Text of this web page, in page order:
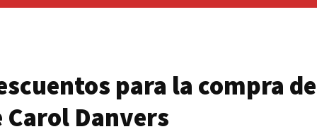
para la compra
Carol Danvers